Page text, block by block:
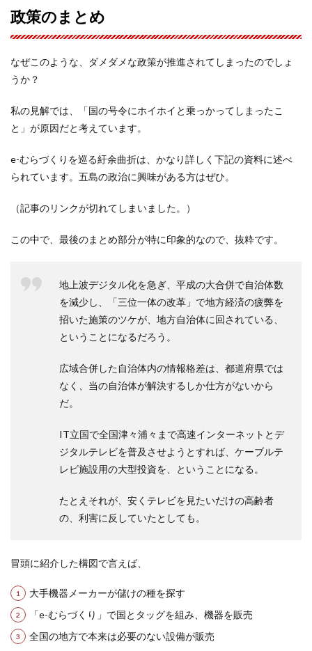
政策のまとめ
なぜこのような、ダメダメな政策が推進されてしまったのでしょ
うか？
私の見解では、「国の号令にホイホイと乗っかってしまったこ
と」が原因だと考えています。
e-むらづくりを巡る紆余曲折は、かなり詳しく下記の資料に述べ
られています。五島の政治に興味がある方はぜひ。
（記事のリンクが切れてしまいました。）
この中で、最後のまとめ部分が特に印象的なので、抜粋です。
地上波デジタル化を急ぎ、平成の大合併で自治体数
を減少し、「三位一体の改革」で地方経済の疲弊を
招いた施策のツケが、地方自治体に回されている、
ということになるだろう。
広域合併した自治体内の情報格差は、都道府県では
なく、当の自治体が解決するしか仕方がないから
だ。
IT立国で全国津々浦々まで高速インターネットとデ
ジタルテレビを普及させようとすれば、ケーブルテ
レビ施設用の大型投資を、ということになる。
たとえそれが、安くテレビを見たいだけの高齢者
の、利害に反していたとしても。
冒頭に紹介した構図で言えば、
大手機器メーカーが儲けの種を探す
「e-むらづくり」で国とタッグを組み、機器を販売
全国の地方で本来は必要のない設備が販売